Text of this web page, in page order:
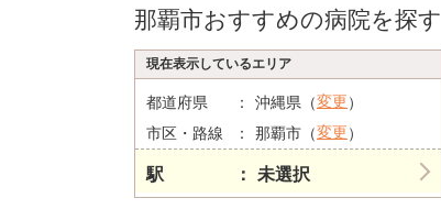
那覇市おすすめの病院を探す
現在表示しているエリア
都道府県 沖縄県（変更）
市区・路線
那覇市（変更）
駅 未選択